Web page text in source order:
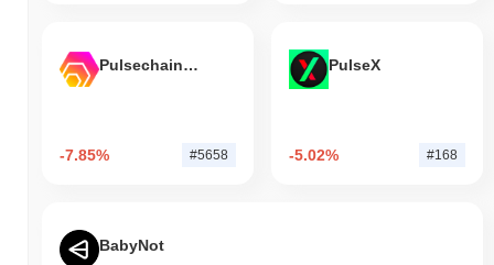
Pulsechain Bridged HEX (Pulsechain)
-7.85% #5658
PulseX
-5.02% #168
BabyNot